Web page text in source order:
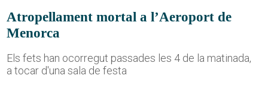
Atropellament mortal a l’Aeroport de
Menorca
Els fets han ocorregut passades les 4 de la matinada,
a tocar d'una sala de festa